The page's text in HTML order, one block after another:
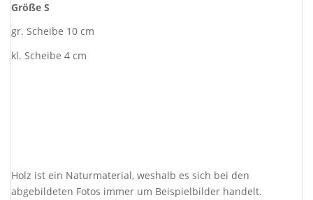
Größe S
gr. Scheibe 10 cm
kl. Scheibe 4 cm
Holz ist ein Naturmaterial, weshalb es sich bei den
abgebildeten Fotos immer um Beispielbilder handelt.